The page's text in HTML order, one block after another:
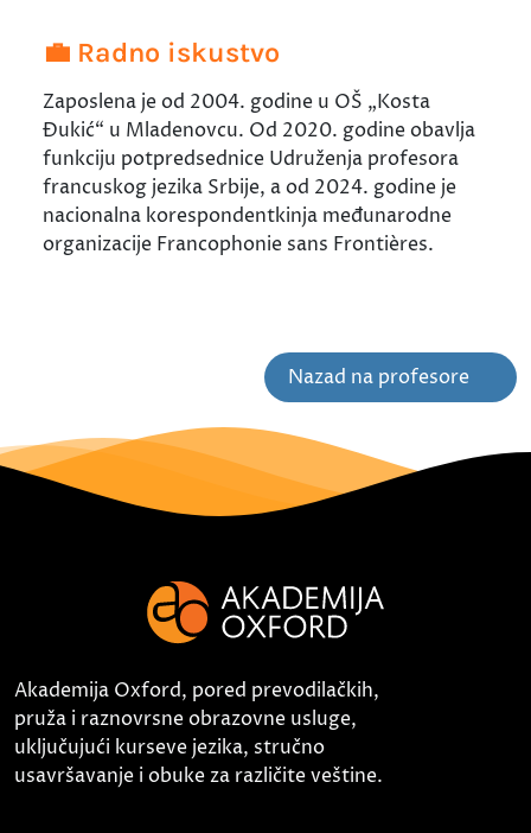
💼 Radno iskustvo
Zaposlena je od 2004. godine u OŠ „Kosta
Đukić“ u Mladenovcu. Od 2020. godine obavlja
funkciju potpredsednice Udruženja profesora
francuskog jezika Srbije, a od 2024. godine je
nacionalna korespondentkinja međunarodne
organizacije Francophonie sans Frontières.
Nazad na profesore
Akademija Oxford, pored prevodilačkih,
pruža i raznovrsne obrazovne usluge,
uključujući kurseve jezika, stručno
usavršavanje i obuke za različite veštine.